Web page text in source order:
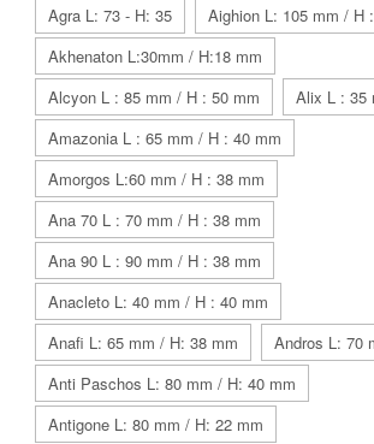
Agra L: 73 - H: 35
Aighion L: 105 mm / H
Akhenaton L:30mm / H:18 mm
Alcyon L : 85 mm / H : 50 mm
Alix L : 35
Amazonia L : 65 mm / H : 40 mm
Amorgos L:60 mm / H : 38 mm
Ana 70 L : 70 mm / H : 38 mm
Ana 90 L : 90 mm / H : 38 mm
Anacleto L: 40 mm / H : 40 mm
Anafi L: 65 mm / H: 38 mm
Andros L: 70
Anti Paschos L: 80 mm / H: 40 mm
Antigone L: 80 mm / H: 22 mm